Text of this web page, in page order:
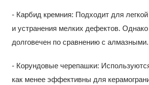
- Карбид кремния: Подходит для
и устранения мелких дефектов.
долговечен по сравнению с алмазными.
- Корундовые черепашки:
как менее эффективны для